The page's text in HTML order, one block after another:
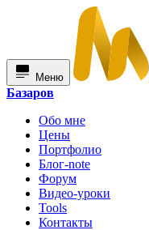
Меню
Базаров
Обо мне
Цены
Портфолио
Блог-note
Форум
Видео-уроки
Tools
Контакты